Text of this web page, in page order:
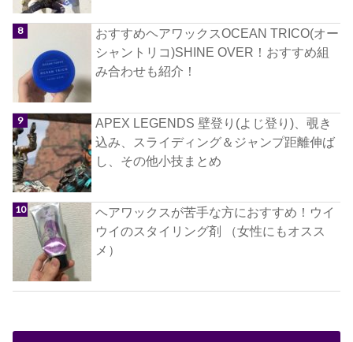
おすすめヘアワックスOCEAN TRICO(オー
シャントリコ)SHINE OVER！おすすめ組
み合わせも紹介！
APEX LEGENDS 壁登り(よじ登り)、覗き
込み、スライディング＆ジャンプ距離伸ば
し、その他小技まとめ
ヘアワックスが苦手な方におすすめ！ウイ
ウイのスタイリング剤 （女性にもオスス
メ）